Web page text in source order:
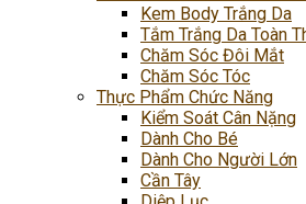
Kem Body Trắng Da
Tắm Trắng Da Toàn
Chăm Sóc Đôi Mắt
Chăm Sóc Tóc
Thực Phẩm Chức Năng
Kiểm Soát Cân Nặng
Dành Cho Bé
Dành Cho Người Lớn
Cần Tây